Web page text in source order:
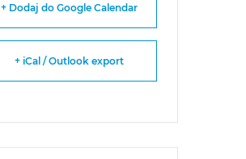
+ Dodaj do Google Calendar
+ iCal / Outlook export